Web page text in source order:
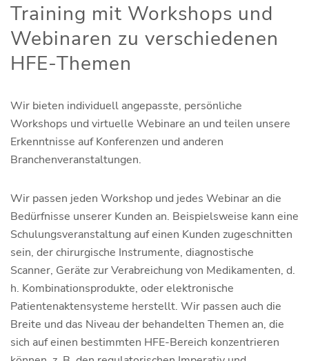
Training mit Workshops und
Webinaren zu verschiedenen
HFE-Themen
Wir bieten individuell angepasste, persönliche
Workshops und virtuelle Webinare an und teilen unsere
Erkenntnisse auf Konferenzen und anderen
Branchenveranstaltungen.
Wir passen jeden Workshop und jedes Webinar an die
Bedürfnisse unserer Kunden an. Beispielsweise kann eine
Schulungsveranstaltung auf einen Kunden zugeschnitten
sein, der chirurgische Instrumente, diagnostische
Scanner, Geräte zur Verabreichung von Medikamenten, d.
h. Kombinationsprodukte, oder elektronische
Patientenaktensysteme herstellt. Wir passen auch die
Breite und das Niveau der behandelten Themen an, die
sich auf einen bestimmten HFE-Bereich konzentrieren